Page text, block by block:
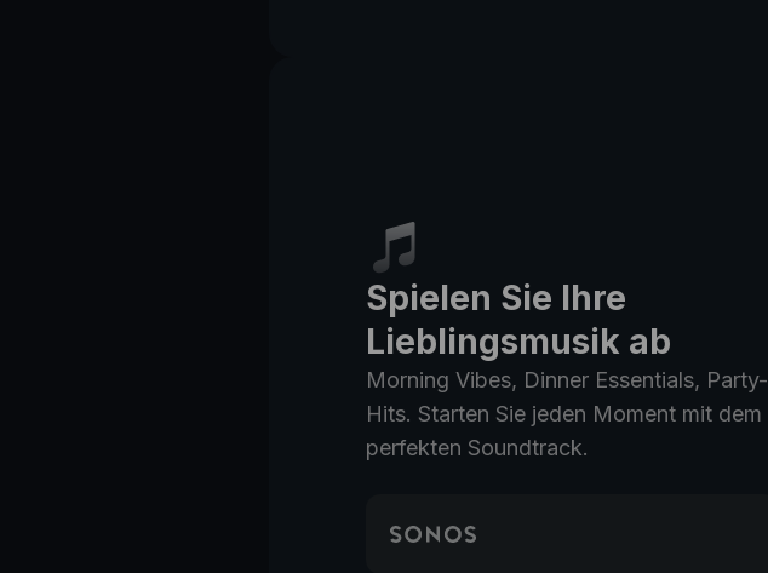
Spielen Sie Ihre
Lieblingsmusik ab
Morning Vibes, Dinner Essentials, Party-
Hits. Starten Sie jeden Moment mit dem
perfekten Soundtrack.